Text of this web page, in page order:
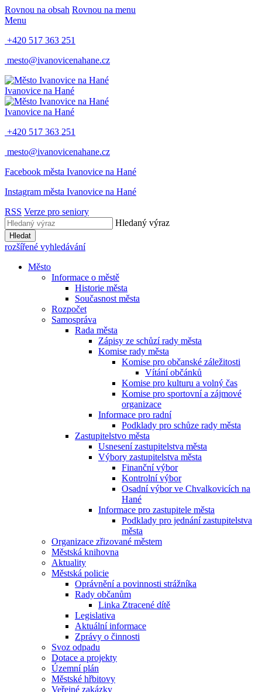
Rovnou na obsah Rovnou na menu
Menu
+420 517 363 251
mesto@ivanovicenahane.cz
Ivanovice na Hané
Ivanovice na Hané
+420 517 363 251
mesto@ivanovicenahane.cz
Facebook města Ivanovice na Hané
Instagram města Ivanovice na Hané
RSS Verze pro seniory
Hledaný výraz
Hledat
rozšířené vyhledávání
Město
Informace o městě
Historie města
Současnost města
Rozpočet
Samospráva
Rada města
Zápisy ze schůzí rady města
Komise rady města
Komise pro občanské záležitosti
Vítání občánků
Komise pro kulturu a volný čas
Komise pro sportovní a zájmové
organizace
Informace pro radní
Podklady pro schůze rady města
Zastupitelstvo města
Usnesení zastupitelstva města
Výbory zastupitelstva města
Finanční výbor
Kontrolní výbor
Osadní výbor ve Chvalkovicích na
Hané
Informace pro zastupitele města
Podklady pro jednání zastupitelstva
města
Organizace zřizované městem
Městská knihovna
Aktuality
Městská policie
Oprávnění a povinnosti strážníka
Rady občanům
Linka Ztracené dítě
Legislativa
Aktuální informace
Zprávy o činnosti
Svoz odpadu
Dotace a projekty
Územní plán
Městské hřbitovy
Veřejné zakázky